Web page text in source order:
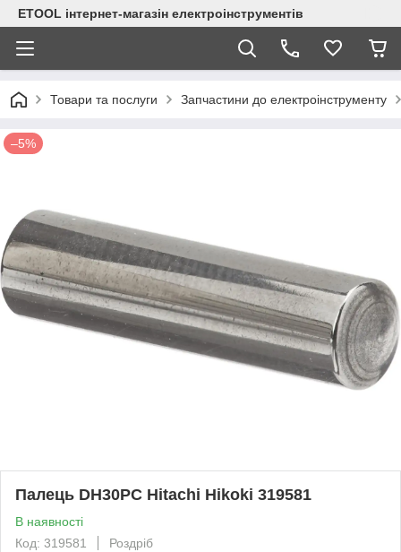
ETOOL інтернет-магазін електроінструментів
Товари та послуги Запчастини до електроінструменту
–5%
Палець DH30PC Hitachi Hikoki 319581
В наявності
Код: 319581
Роздріб